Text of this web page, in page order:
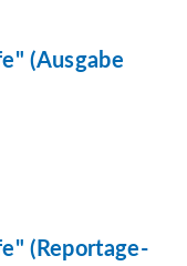
(Ausgabe
(Reportage-